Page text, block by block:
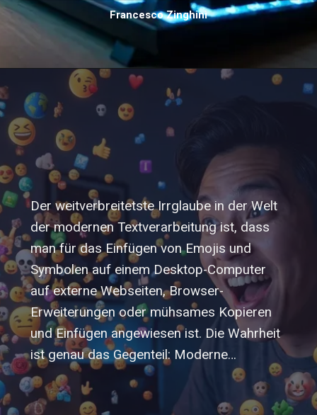
Francesco Zinghinì
Der weitverbreitetste Irrglaube in der Welt
der modernen Textverarbeitung ist, dass
man für das Einfügen von Emojis und
Symbolen auf einem Desktop-Computer
auf externe Webseiten, Browser-
Erweiterungen oder mühsames Kopieren
und Einfügen angewiesen ist. Die Wahrheit
ist genau das Gegenteil: Moderne…